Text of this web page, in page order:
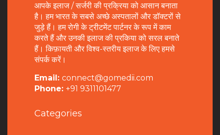
आपके इलाज / सर्जरी की प्रक्रिया को आसान बनाता
है। हम भारत के सबसे अच्छे अस्पतालों और डॉक्टरों से
जुड़े हैं। हम रोगी के ट्रीटमेंट पार्टनर के रूप में काम
करते हैं और उनकी इलाज की प्रकिया को सरल बनाते
हैं। किफ़ायती और विश्व-स्तरीय इलाज के लिए हमसे
संपर्क करें।
Email: connect@gomedii.com
Phone: +91 9311101477
Categories